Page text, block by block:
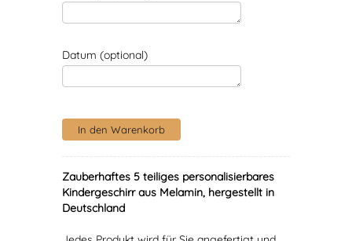
Datum (optional)
Zauberhaftes 5 teiliges personalisierbares
Kindergeschirr aus Melamin, hergestellt in
Deutschland